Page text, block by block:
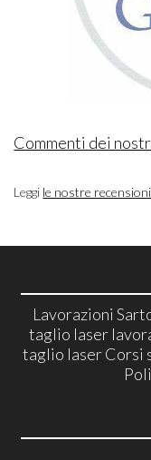
Commenti dei
Leggi le nostre recensioni
Lavorazioni
taglio laser
taglio laser Corsi